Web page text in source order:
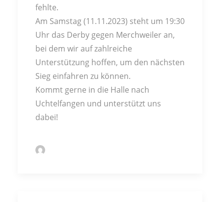
fehlte.
Am Samstag (11.11.2023) steht um 19:30
Uhr das Derby gegen Merchweiler an,
bei dem wir auf zahlreiche
Unterstützung hoffen, um den nächsten
Sieg einfahren zu können.
Kommt gerne in die Halle nach
Uchtelfangen und unterstützt uns
dabei!